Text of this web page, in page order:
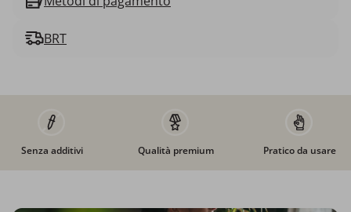
BRT
Senza additivi Qualità premium Pratico da usare